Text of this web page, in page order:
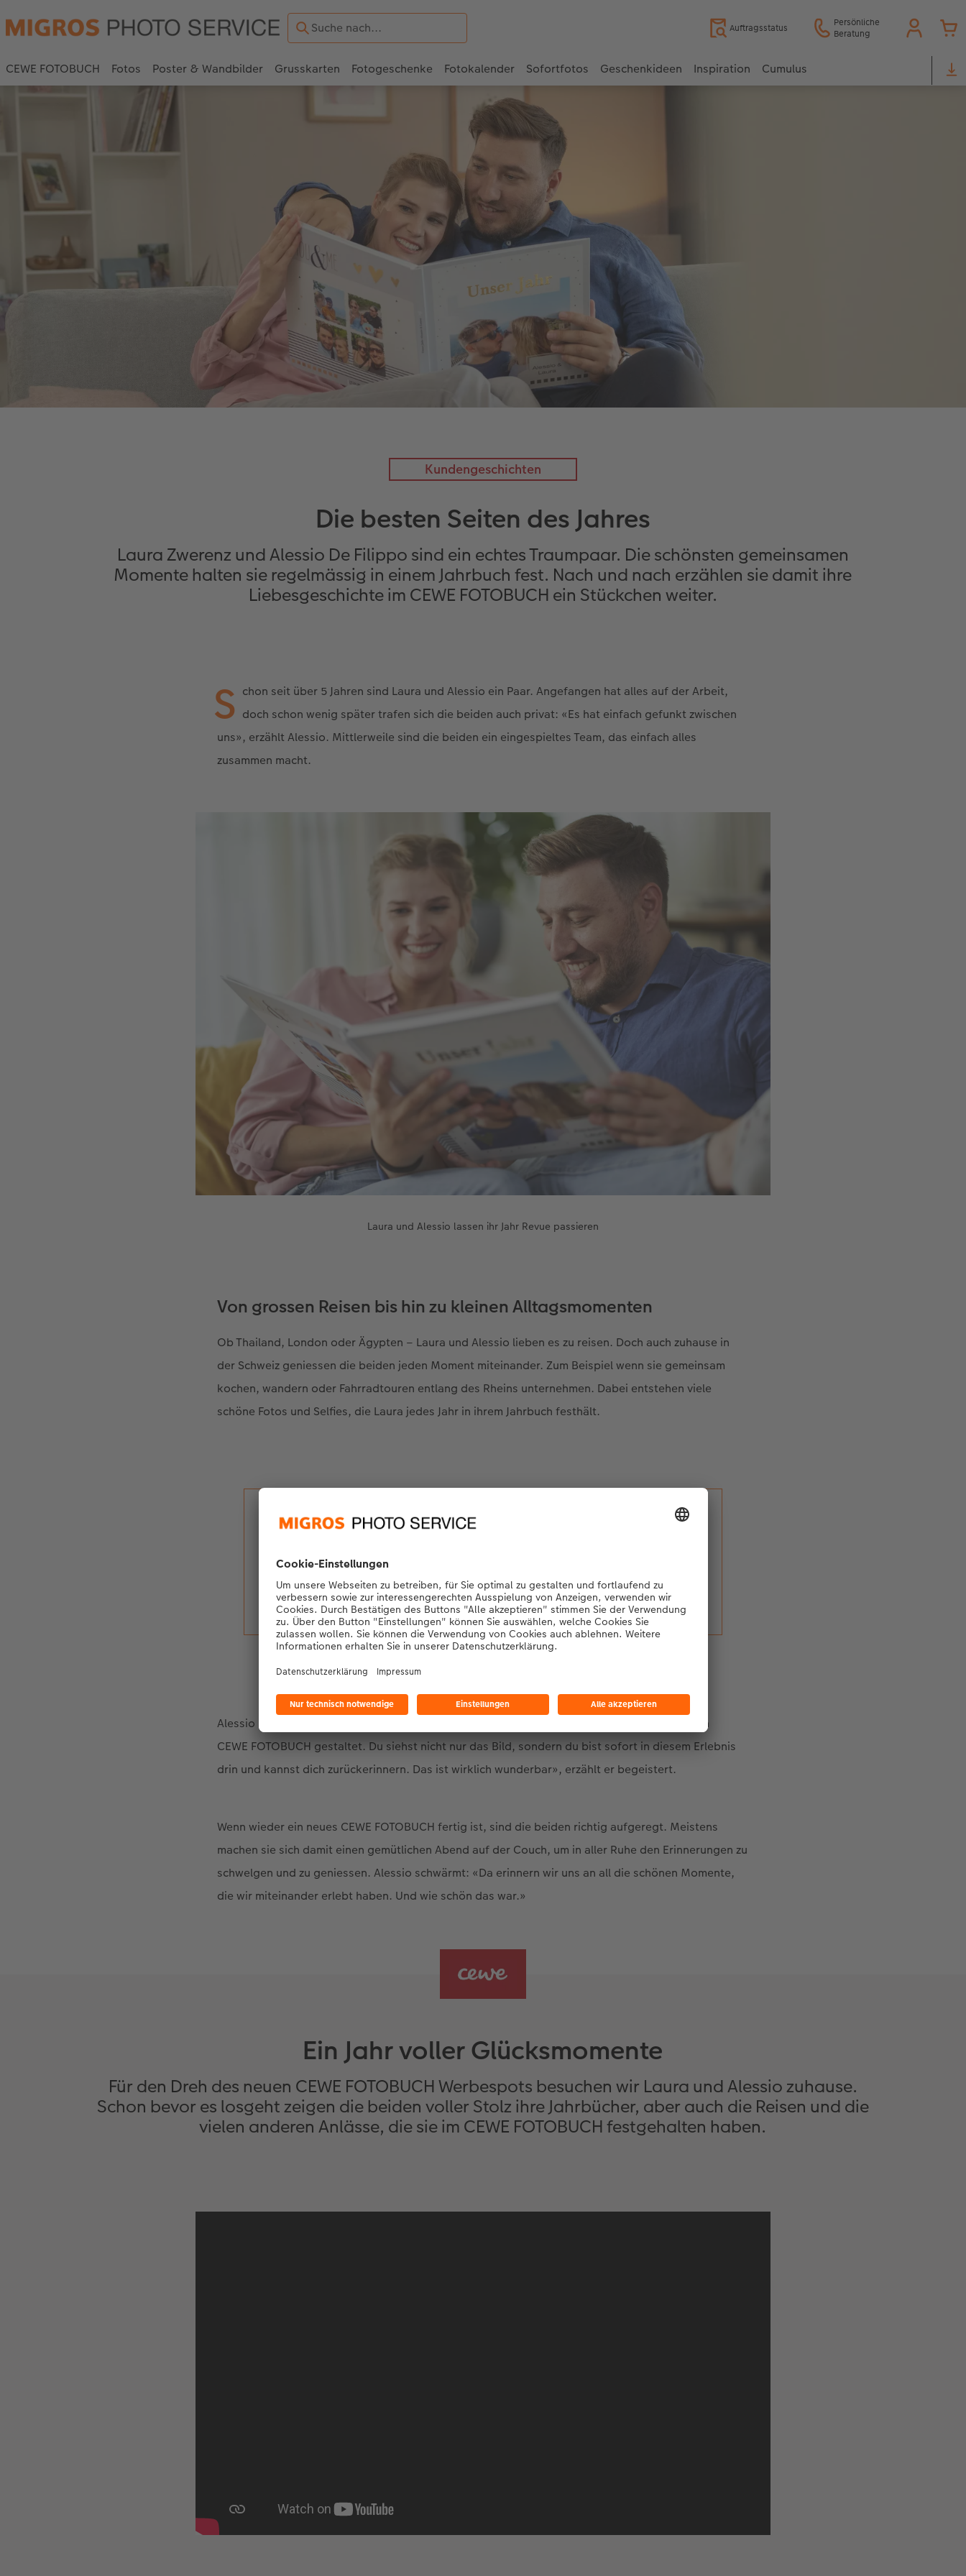
Auftragsstatus
Persönliche
Beratung
CEWE FOTOBUCH Fotos Poster & Wandbilder Grusskarten Fotogeschenke Fotokalender Sofortfotos Geschenkideen Inspiration Cumulus
Kundengeschichten
Die besten Seiten des Jahres
Laura Zwerenz und Alessio De Filippo sind ein echtes Traumpaar. Die schönsten gemeinsamen
Momente halten sie regelmässig in einem Jahrbuch fest. Nach und nach erzählen sie damit ihre
Liebesgeschichte im CEWE FOTOBUCH ein Stückchen weiter.
S chon seit über 5 Jahren sind Laura und Alessio ein Paar. Angefangen hat alles auf der Arbeit,
doch schon wenig später trafen sich die beiden auch privat: «Es hat einfach gefunkt zwischen
uns», erzählt Alessio. Mittlerweile sind die beiden ein eingespieltes Team, das einfach alles
zusammen macht.
Laura und Alessio lassen ihr Jahr Revue passieren
Von grossen Reisen bis hin zu kleinen Alltagsmomenten
Ob Thailand, London oder Ägypten – Laura und Alessio lieben es zu reisen. Doch auch zuhause in
der Schweiz geniessen die beiden jeden Moment miteinander. Zum Beispiel wenn sie gemeinsam
kochen, wandern oder Fahrradtouren entlang des Rheins unternehmen. Dabei entstehen viele
schöne Fotos und Selfies, die Laura jedes Jahr in ihrem Jahrbuch festhält.
«Ich liebe es, Jahrbücher zu gestalten, weil ich im
festhalten und für die Ewigkeit konservieren kann.»
Laura Zwerenz
Alessio schätzt Lauras Kreativität: «Ich finde das einfach mega, mit wie viel Liebe Laura so ein
CEWE FOTOBUCH gestaltet. Du siehst nicht nur das Bild, sondern du bist sofort in diesem Erlebnis
drin und kannst dich zurückerinnern. Das ist wirklich wunderbar», erzählt er begeistert.
Wenn wieder ein neues CEWE FOTOBUCH fertig ist, sind die beiden richtig aufgeregt. Meistens
machen sie sich damit einen gemütlichen Abend auf der Couch, um in aller Ruhe den Erinnerungen zu
schwelgen und zu geniessen. Alessio schwärmt: «Da erinnern wir uns an all die schönen Momente,
die wir miteinander erlebt haben. Und wie schön das war.»
Ein Jahr voller Glücksmomente
Für den Dreh des neuen CEWE FOTOBUCH Werbespots besuchen wir Laura und Alessio zuhause.
Schon bevor es losgeht zeigen die beiden voller Stolz ihre Jahrbücher, aber auch die Reisen und die
vielen anderen Anlässe, die sie im CEWE FOTOBUCH festgehalten haben.